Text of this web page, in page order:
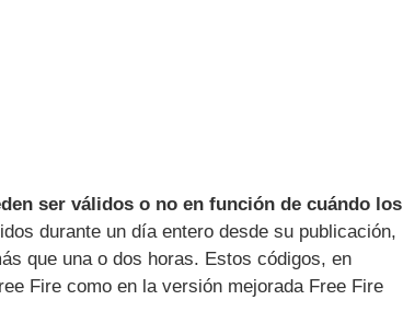
ser válidos o no en función de cuándo los
durante un día entero desde su publicación,
que una o dos horas. Estos códigos, en
Fire como en la versión mejorada Free Fire